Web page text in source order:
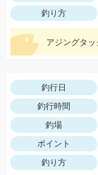
釣り方
釣行日
釣行時間
釣場
ポイント
釣り方